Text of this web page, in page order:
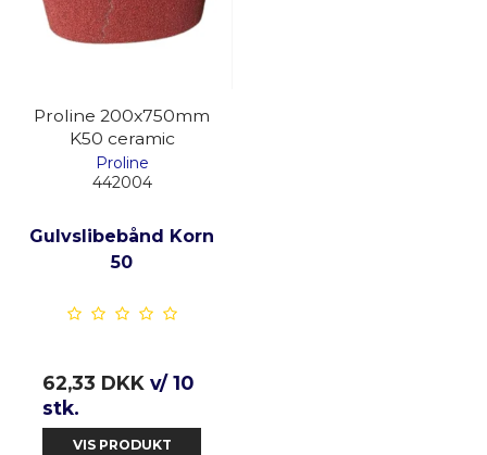
Proline 200x750mm
K50 ceramic
Proline
442004
Gulvslibebånd Korn
50
62,33 DKK v/ 10
stk.
VIS PRODUKT